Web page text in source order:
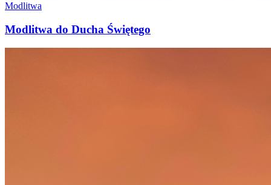
Modlitwa
Modlitwa do Ducha Świętego